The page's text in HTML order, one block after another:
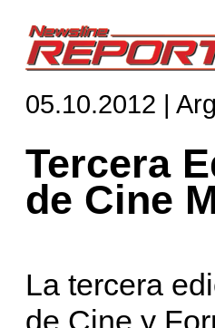
05.10.2012 |
Tercera
de Cine
La tercera
de Cine y